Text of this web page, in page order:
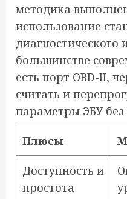
методика
использование
диагностического
большинстве
есть порт OBD-II,
считать и
параметры ЭБУ
Плюсы
Доступность и
простота